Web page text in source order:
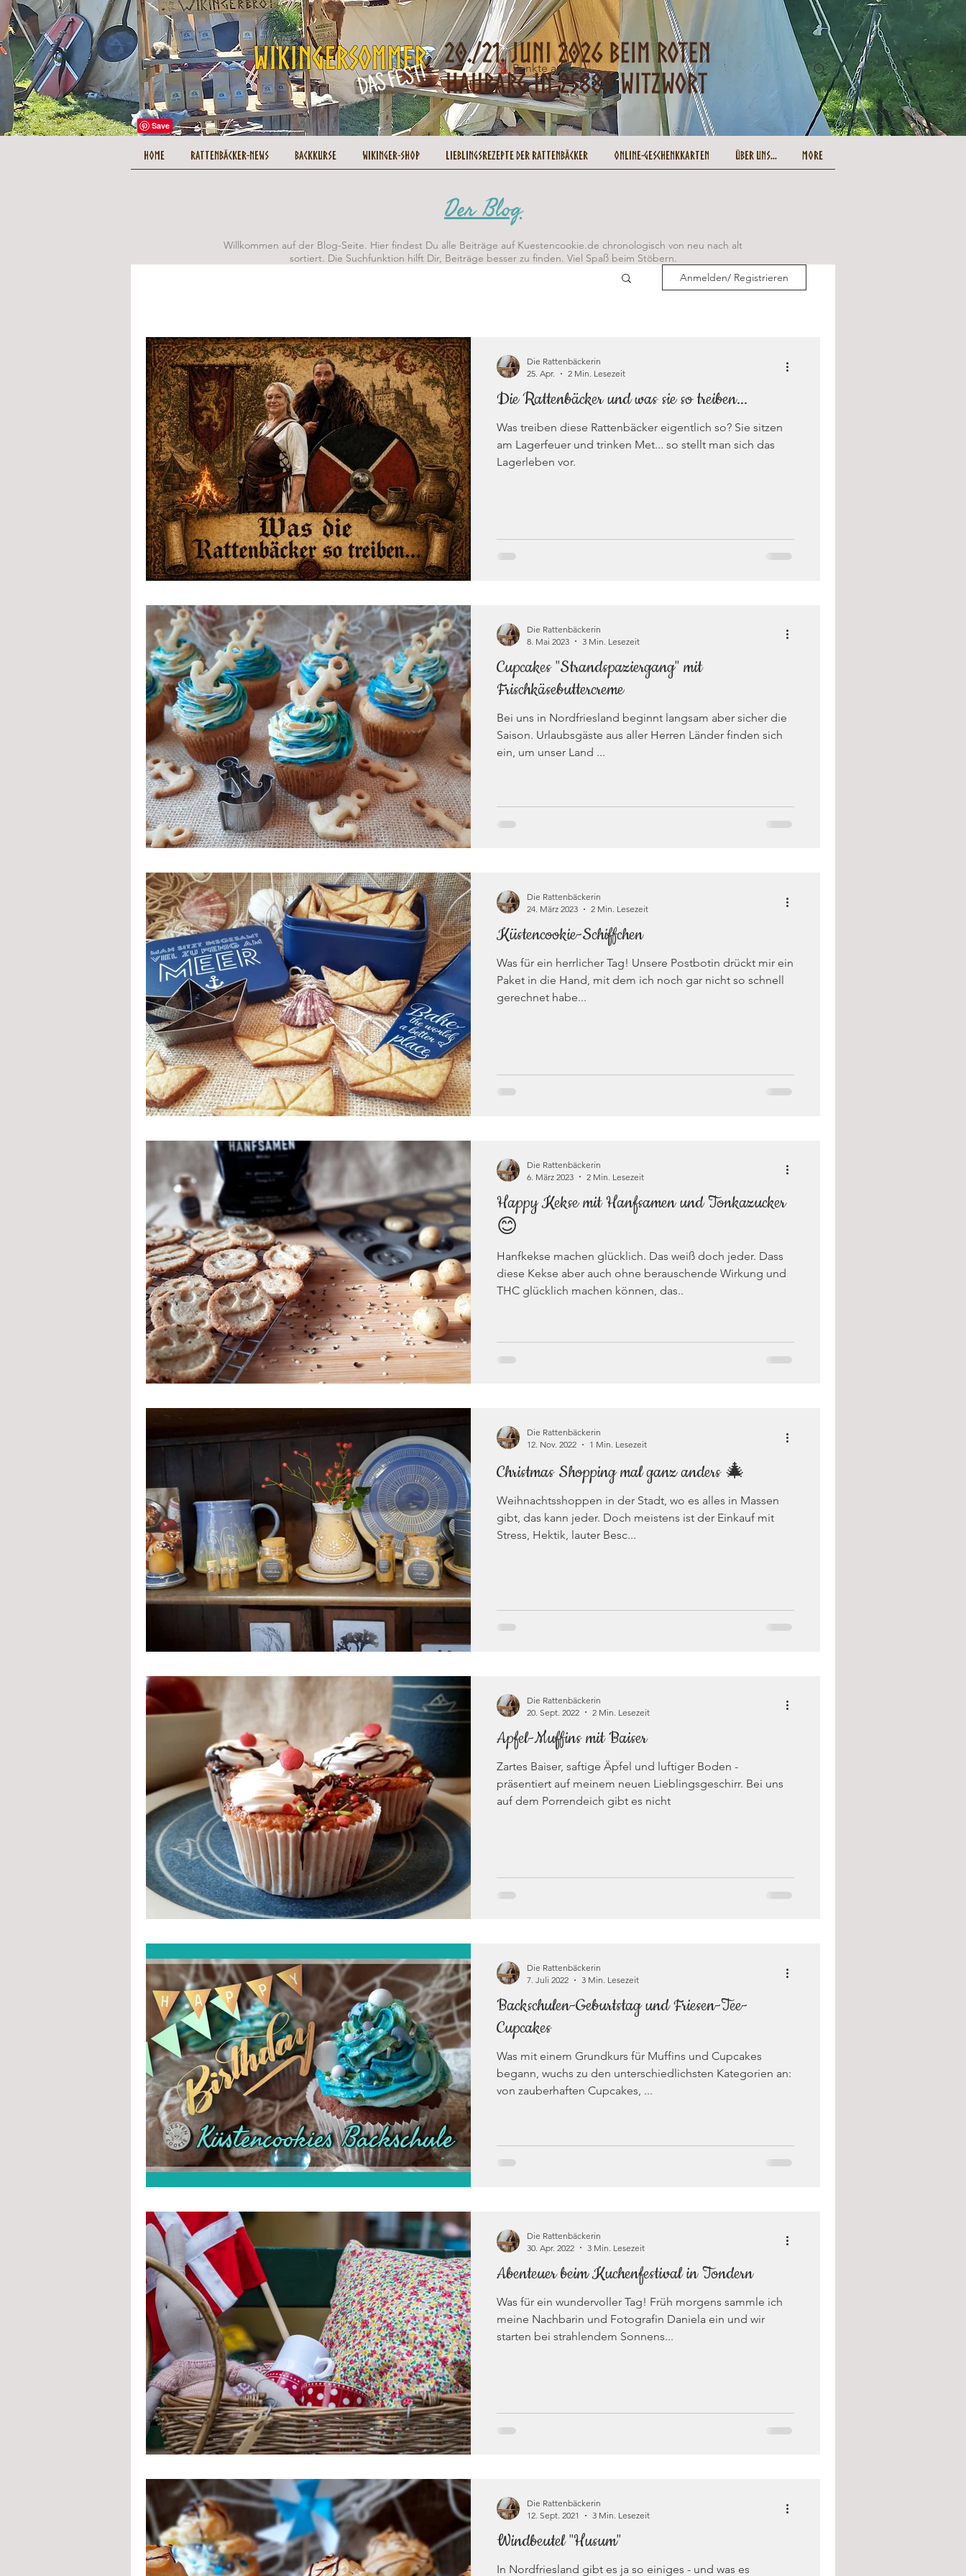
Punkte ansehen
Der Blog
Willkommen auf der Blog-Seite. Hier findest Du alle Beiträge auf Kuestencookie.de chronologisch von neu nach alt
sortiert. Die Suchfunktion hilft Dir, Beiträge besser zu finden. Viel Spaß beim Stöbern.
Anmelden/ Registrieren
Die Rattenbäcker und was sie so treiben...
Was treiben diese Rattenbäcker eigentlich so? Sie sitzen
am Lagerfeuer und trinken Met... so stellt man sich das
Lagerleben vor.
Die Rattenbäckerin
25. Apr.
2 Min. Lesezeit
Cupcakes "Strandspaziergang" mit
Frischkäsebuttercreme
Bei uns in Nordfriesland beginnt langsam aber sicher die
Saison. Urlaubsgäste aus aller Herren Länder finden sich
ein, um unser Land ...
Die Rattenbäckerin
8. Mai 2023
3 Min. Lesezeit
Küstencookie-Schiffchen
Was für ein herrlicher Tag! Unsere Postbotin drückt mir ein
Paket in die Hand, mit dem ich noch gar nicht so schnell
gerechnet habe...
Die Rattenbäckerin
24. März 2023
2 Min. Lesezeit
Happy Kekse mit Hanfsamen und Tonkazucker
😊
Hanfkekse machen glücklich. Das weiß doch jeder. Dass
diese Kekse aber auch ohne berauschende Wirkung und
THC glücklich machen können, das..
Die Rattenbäckerin
6. März 2023
2 Min. Lesezeit
Christmas Shopping mal ganz anders 🎄
Weihnachtsshoppen in der Stadt, wo es alles in Massen
gibt, das kann jeder. Doch meistens ist der Einkauf mit
Stress, Hektik, lauter Besc...
Die Rattenbäckerin
12. Nov. 2022
1 Min. Lesezeit
Apfel-Muffins mit Baiser
Zartes Baiser, saftige Äpfel und luftiger Boden -
präsentiert auf meinem neuen Lieblingsgeschirr. Bei uns
auf dem Porrendeich gibt es nicht
Die Rattenbäckerin
20. Sept. 2022
2 Min. Lesezeit
Backschulen-Geburtstag und Friesen-Tee-
Cupcakes
Was mit einem Grundkurs für Muffins und Cupcakes
begann, wuchs zu den unterschiedlichsten Kategorien an:
von zauberhaften Cupcakes, ...
Die Rattenbäckerin
7. Juli 2022
3 Min. Lesezeit
Abenteuer beim Kuchenfestival in Tondern
Was für ein wundervoller Tag! Früh morgens sammle ich
meine Nachbarin und Fotografin Daniela ein und wir
starten bei strahlendem Sonnens...
Die Rattenbäckerin
30. Apr. 2022
3 Min. Lesezeit
Windbeutel "Husum"
In Nordfriesland gibt es ja so einiges - und was es
Die Rattenbäckerin
12. Sept. 2021
3 Min. Lesezeit
HOME Rattenbäcker-News Backkurse Wikinger-Shop Lieblingsrezepte der Rattenbäcker Online-Geschenkkarten Über uns... More